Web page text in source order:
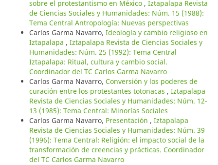
sobre el protestantismo en México , Iztapalapa Revista
de Ciencias Sociales y Humanidades: Núm. 15 (1988):
Tema Central Antropología: Nuevas perspectivas
Carlos Garma Navarro, Ideología y cambio religioso en
Iztapalapa , Iztapalapa Revista de Ciencias Sociales y
Humanidades: Núm. 25 (1992): Tema Central
Iztapalapa: Ritual, cultura y cambio social.
Coordinador del TC Carlos Garma Navarro
Carlos Garma Navarro, Conversión y los poderes de
curación entre los protestantes totonacas , Iztapalapa
Revista de Ciencias Sociales y Humanidades: Núm. 12-
13 (1985): Tema Central: Minorías Sociales
Carlos Garma Navarro, Presentación , Iztapalapa
Revista de Ciencias Sociales y Humanidades: Núm. 39
(1996): Tema Central: Religión: el impacto social de la
transformación de creencias y prácticas. Coordinador
del TC Carlos Garma Navarro